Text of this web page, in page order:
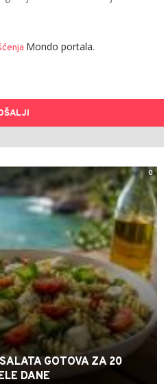
Mondo portala.
0
GOTOVA ZA 20
DANE